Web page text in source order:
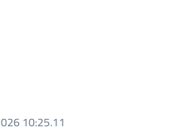
10:25.11